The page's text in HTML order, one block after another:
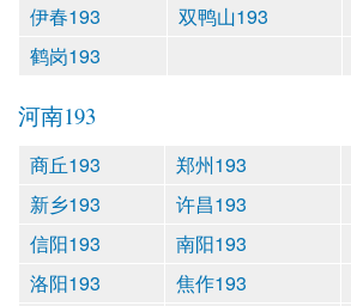
伊春193
双鸭山193
鹤岗193
河南193
商丘193 郑州193
新乡193
许昌193
信阳193
南阳193
洛阳193
焦作193